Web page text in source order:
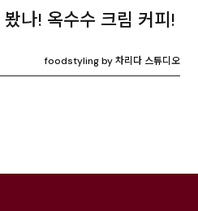
나! 옥수수 크림 커피!
foodstyling by 차리다 스튜디오